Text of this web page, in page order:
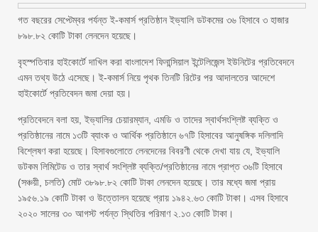
গত বছরের সেপ্টেম্বর পর্যন্ত ই-কমার্স প্রতিষ্ঠান ইভ্যালি ডটকমের ৩৬ হিসাবে ৩ হাজার
৮৯৮.৮২ কোটি টাকা লেনদেন হয়েছে।
বৃহস্পতিবার হাইকোর্টে দাখিল করা বাংলাদেশ ফিনান্সিয়াল ইন্টেলিজেন্স ইউনিটের প্রতিবেদনে
এমন তথ্য উঠে এসেছে। ই-কমার্স নিয়ে পৃথক তিনটি রিটের পর আদালতের আদেশে
হাইকোর্টে প্রতিবেদন জমা দেয়া হয়।
প্রতিবেদনে বলা হয়, ইভ্যালির চেয়ারম্যান, এমডি ও তাদের স্বার্থসংশ্লিষ্ট ব্যক্তি ও
প্রতিষ্ঠানের নামে ১৩টি ব্যাংক ও আর্থিক প্রতিষ্ঠানে ৬৭টি হিসাবের আনুষঙ্গিক দলিলাদি
বিশ্লেষণ করা হয়েছে। হিসাবগুলোতে লেনদেনের বিবরণী থেকে দেখা যায় যে, ইভ্যালি
ডটকম লিমিটেড ও তার স্বার্থ সংশ্লিষ্ট ব্যক্তি/প্রতিষ্ঠানের নামে প্রাপ্ত ৩৬টি হিসাবে
(সঞ্চয়ী, চলতি) মোট ৩৮৯৮.৮২ কোটি টাকা লেনদেন হয়েছে। তার মধ্যে জমা প্রায়
১৯৫৬.১৯ কোটি টাকা ও উত্তোলন হয়েছে প্রায় ১৯৪২.৬৩ কোটি টাকা। এসব হিসাবে
২০২০ সালের ৩০ আগস্ট পর্যন্ত স্থিতির পরিমাণ ২.১৩ কোটি টাকা।